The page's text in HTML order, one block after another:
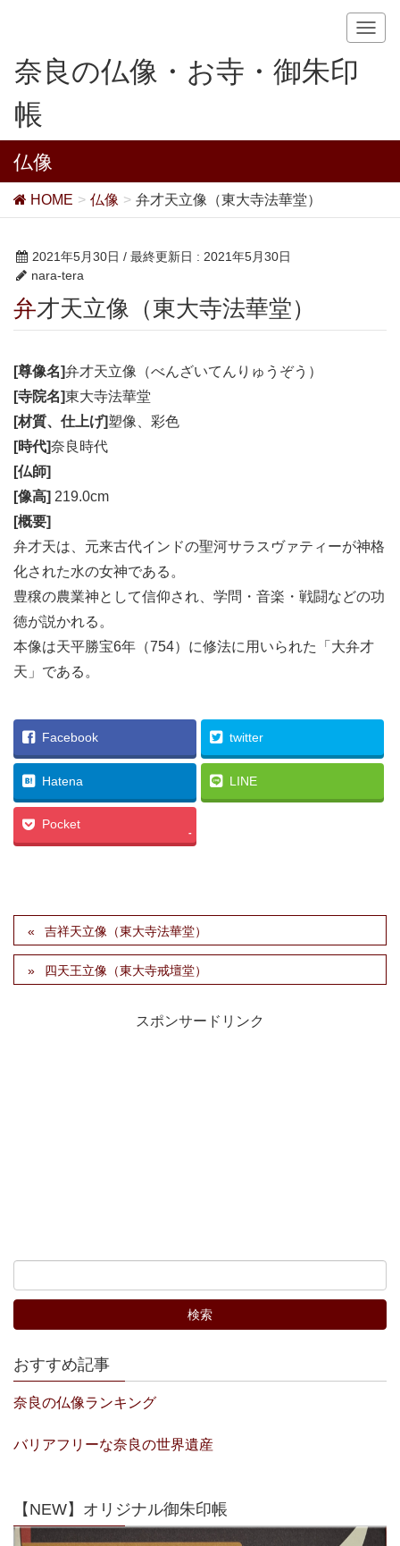
T
v
奈良の仏像・お寺・御朱印
帳
仏像
HOME 仏像 弁才天立像（東大寺法華堂）
2021年5月30日 / 最終更新日 : 2021年5月30日
nara-tera
弁才天立像（東大寺法華堂）
[尊像名]弁才天立像（べんざいてんりゅうぞう）
[寺院名]東大寺法華堂
[材質、仕上げ]塑像、彩色
[時代]奈良時代
[仏師]
[像高] 219.0cm
[概要]
弁才天は、元来古代インドの聖河サラスヴァティーが神格
化された水の女神である。
豊穣の農業神として信仰され、学問・音楽・戦闘などの功
徳が説かれる。
本像は天平勝宝6年（754）に修法に用いられた「大弁才
天」である。
Facebook twitter
Hatena LINE
Pocket
-
吉祥天立像（東大寺法華堂）
四天王立像（東大寺戒壇堂）
スポンサードリンク
おすすめ記事
奈良の仏像ランキング
バリアフリーな奈良の世界遺産
【NEW】オリジナル御朱印帳